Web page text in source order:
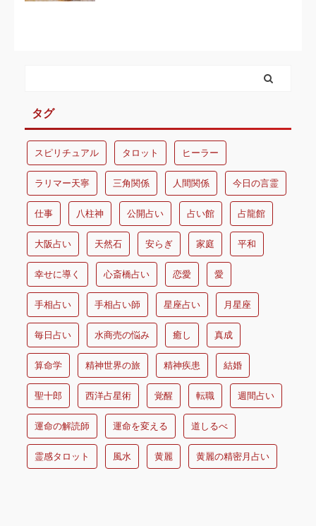
タグ
スピリチュアル タロット ヒーラー
ラリマー天寧 三角関係 人間関係 今日の言霊
仕事 八柱神 公開占い 占い館 占龍館
大阪占い 天然石 安らぎ 家庭 平和
幸せに導く 心斎橋占い 恋愛 愛
手相占い 手相占い師 星座占い 月星座
毎日占い 水商売の悩み 癒し 真成
算命学 精神世界の旅 精神疾患 結婚
聖十郎 西洋占星術 覚醒 転職 週間占い
運命の解読師 運命を変える 道しるべ
霊感タロット 風水 黄麗 黄麗の精密月占い